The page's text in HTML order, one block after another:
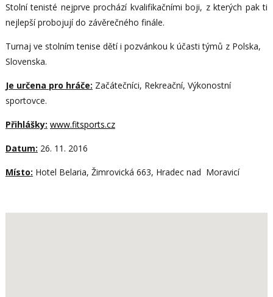
Stolní tenisté nejprve prochází kvalifikačními boji, z kterých pak ti
nejlepší probojují do závěrečného finále.
Turnaj ve stolním tenise dětí i pozvánkou k účasti týmů z Polska,
Slovenska.
Je určena pro hráče: Začátečníci, Rekreační, Výkonostní
sportovce.
Přihlášky: www.fitsports.cz
Datum: 26. 11. 2016
Místo: Hotel Belaria, Žimrovická 663, Hradec nad Moravicí